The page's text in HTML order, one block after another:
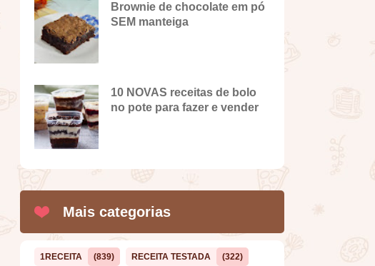
Brownie de chocolate em pó
SEM manteiga
10 NOVAS receitas de bolo
no pote para fazer e vender
Mais categorias
1RECEITA (839) RECEITA TESTADA (322)